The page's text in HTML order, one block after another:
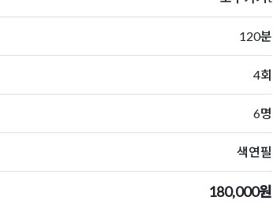
120분
4회
6명
색연필
180,000원